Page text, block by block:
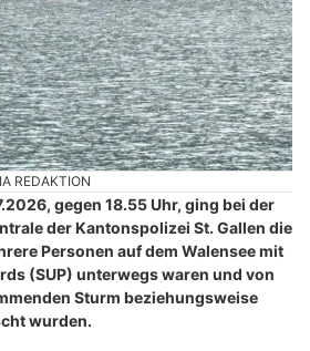
REDAKTION
gegen 18.55 Uhr, ging bei der
der Kantonspolizei St. Gallen die
Personen auf dem Walensee mit
(SUP) unterwegs waren und von
Sturm beziehungsweise
wurden.